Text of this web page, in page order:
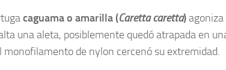
caguama o amarilla (Caretta caretta)agoniza
una aleta, posiblemente quedó atrapada en
monofilamento de nylon cercenó su extremidad.